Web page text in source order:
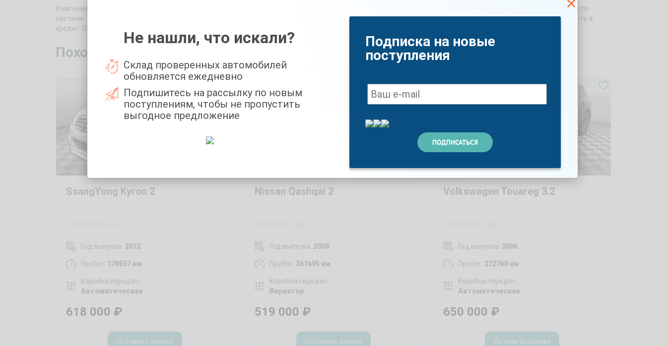
Компания «Trade-In Кунцево» предлагает Вам купить подержанный автомобиль HYUNDAI Tucson 2, 2007 в кузове Внедорожник 5дв. по цене 477000 руб, либо по
системе Трейд Ин. Автомобиль 2007 года с пробегом 213243 км, объемом двигателя 2000 см3 и мощностью 141 л.с. можно купить как за наличные, так и взять в
кредит. Перед покупкой Вы также можете записаться на бесплатный тест-драйв. Доступный цвет машины — ТЕМНО-СЕРЫЙ.
Похожие автомобили с пробегом
SsangYong Kyron 2
Год выпуска: 2012
Пробег: 178557 км
Коробка передач:
Автоматическая
618 000 ₽
Оставить заявку
Nissan Qashqai 2
Год выпуска: 2009
Пробег: 361695 км
Коробка передач:
Вариатор
519 000 ₽
Оставить заявку
Volkswagen Touareg 3.2
Год выпуска: 2006
Пробег: 272768 км
Коробка передач:
Автоматическая
650 000 ₽
Оставить заявку
Не нашли, что искали?
Склад проверенных автомобилей
обновляется ежедневно
Подпишитесь на рассылку по новым
поступлениям, чтобы не пропустить
выгодное предложение
Подписка на новые
поступления